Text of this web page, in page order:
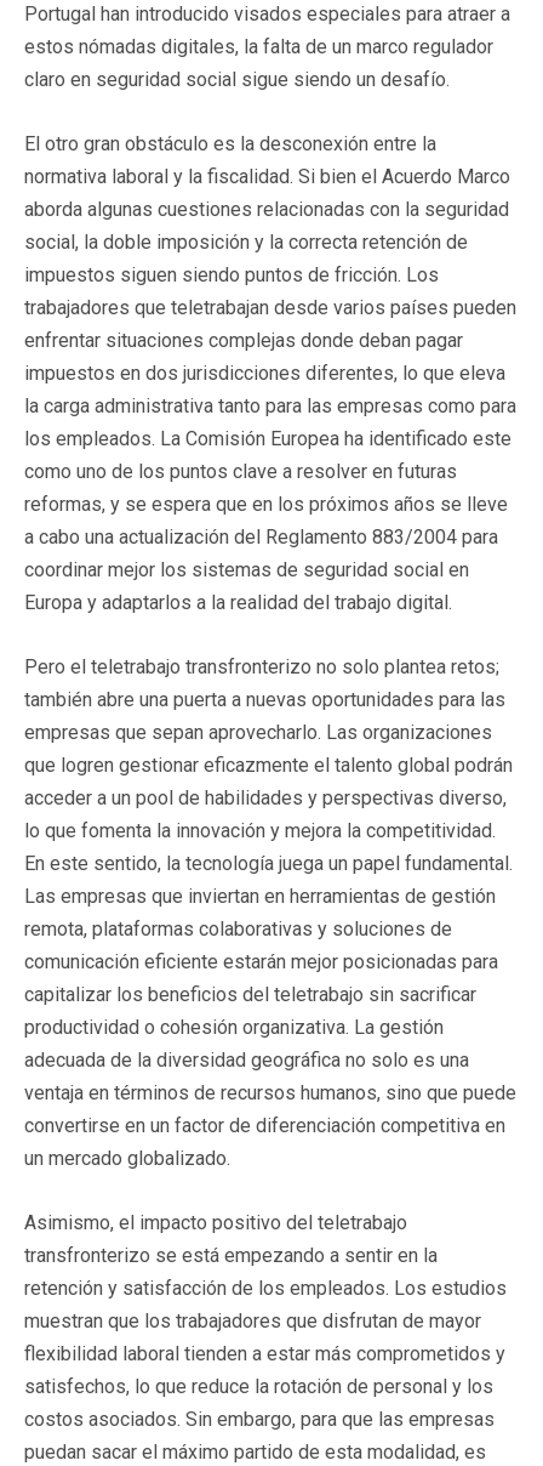
Portugal han introducido visados especiales para atraer a
estos nómadas digitales, la falta de un marco regulador
claro en seguridad social sigue siendo un desafío.
El otro gran obstáculo es la desconexión entre la
normativa laboral y la fiscalidad. Si bien el Acuerdo Marco
aborda algunas cuestiones relacionadas con la seguridad
social, la doble imposición y la correcta retención de
impuestos siguen siendo puntos de fricción. Los
trabajadores que teletrabajan desde varios países pueden
enfrentar situaciones complejas donde deban pagar
impuestos en dos jurisdicciones diferentes, lo que eleva
la carga administrativa tanto para las empresas como para
los empleados. La Comisión Europea ha identificado este
como uno de los puntos clave a resolver en futuras
reformas, y se espera que en los próximos años se lleve
a cabo una actualización del Reglamento 883/2004 para
coordinar mejor los sistemas de seguridad social en
Europa y adaptarlos a la realidad del trabajo digital.
Pero el teletrabajo transfronterizo no solo plantea retos;
también abre una puerta a nuevas oportunidades para las
empresas que sepan aprovecharlo. Las organizaciones
que logren gestionar eficazmente el talento global podrán
acceder a un pool de habilidades y perspectivas diverso,
lo que fomenta la innovación y mejora la competitividad.
En este sentido, la tecnología juega un papel fundamental.
Las empresas que inviertan en herramientas de gestión
remota, plataformas colaborativas y soluciones de
comunicación eficiente estarán mejor posicionadas para
capitalizar los beneficios del teletrabajo sin sacrificar
productividad o cohesión organizativa. La gestión
adecuada de la diversidad geográfica no solo es una
ventaja en términos de recursos humanos, sino que puede
convertirse en un factor de diferenciación competitiva en
un mercado globalizado.
Asimismo, el impacto positivo del teletrabajo
transfronterizo se está empezando a sentir en la
retención y satisfacción de los empleados. Los estudios
muestran que los trabajadores que disfrutan de mayor
flexibilidad laboral tienden a estar más comprometidos y
satisfechos, lo que reduce la rotación de personal y los
costos asociados. Sin embargo, para que las empresas
puedan sacar el máximo partido de esta modalidad, es